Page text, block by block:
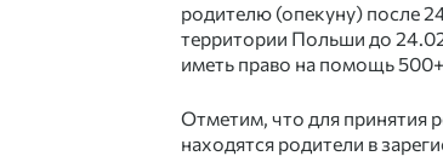
родителю (опекуну) после
территории Польши до
иметь право на помощь
Отметим, что для принятия
находятся родители в